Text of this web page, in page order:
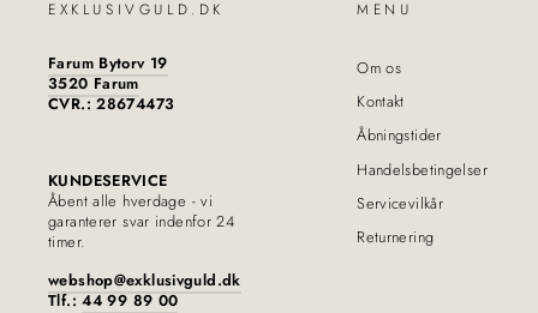
EXKLUSIVGULD.DK
Farum Bytorv 19
3520 Farum
CVR.: 28674473
KUNDESERVICE
Åbent alle hverdage - vi
garanterer svar indenfor 24
timer.
webshop@exklusivguld.dk
Tlf.:44 99 89 00
MENU
Om os
Kontakt
Åbningstider
Handelsbetingelser
Servicevilkår
Returnering